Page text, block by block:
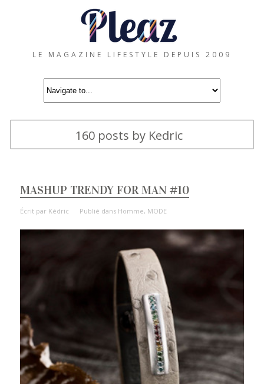
LE MAGAZINE LIFESTYLE DEPUIS 2009
160 posts by Kedric
MASHUP TRENDY FOR MAN #10
Écrit par Kédric Publié dans Homme, MODE